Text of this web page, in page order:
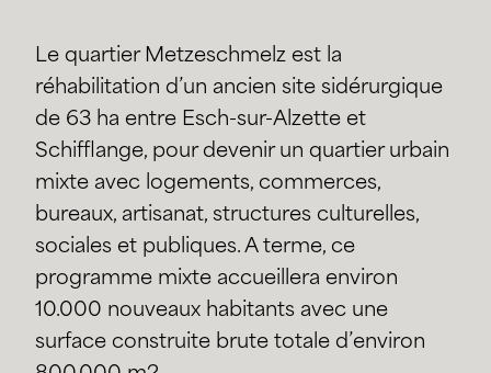
Le quartier Metzeschmelz est la
réhabilitation d’un ancien site sidérurgique
de 63 ha entre Esch-sur-Alzette et
Schifflange, pour devenir un quartier urbain
mixte avec logements, commerces,
bureaux, artisanat, structures culturelles,
sociales et publiques. A terme, ce
programme mixte accueillera environ
10.000 nouveaux habitants avec une
surface construite brute totale d’environ